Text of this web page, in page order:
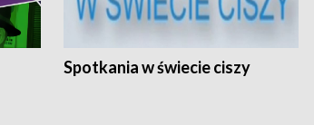
Spotkania w świecie ciszy